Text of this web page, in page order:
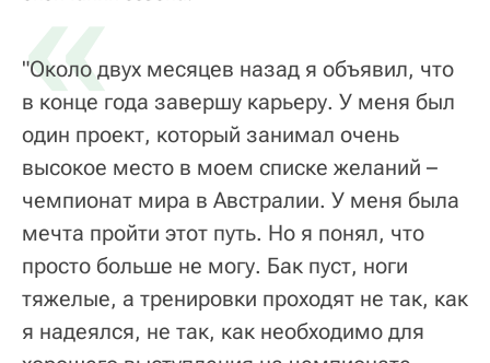
«
"Около двух месяцев назад я объявил, что
в конце года завершу карьеру. У меня был
один проект, который занимал очень
высокое место в моем списке желаний –
чемпионат мира в Австралии. У меня была
мечта пройти этот путь. Но я понял, что
просто больше не могу. Бак пуст, ноги
тяжелые, а тренировки проходят не так, как
я надеялся, не так, как необходимо для